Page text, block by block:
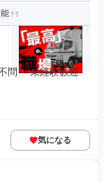
問 ・未経験歓迎
気になる